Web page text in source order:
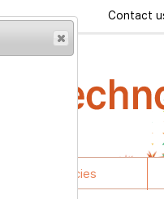
Contact
Journal policies